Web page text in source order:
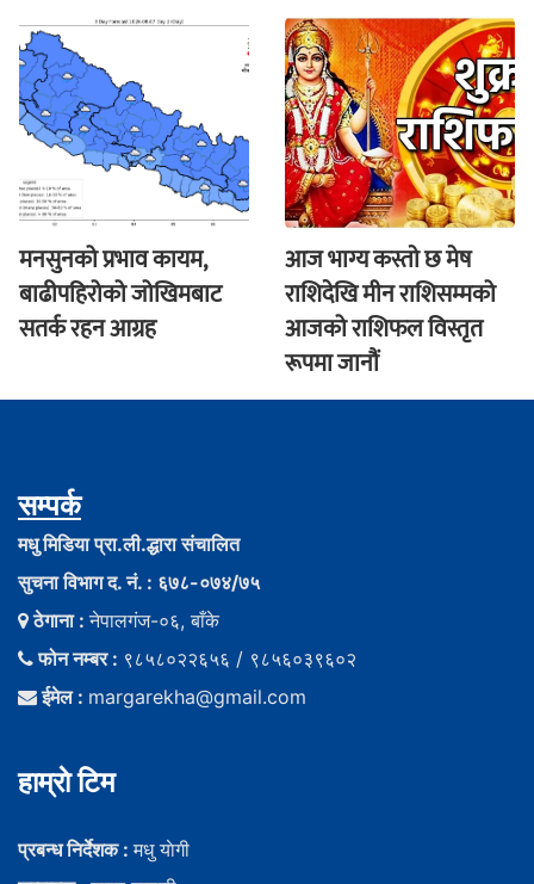
मनसुनको प्रभाव कायम,
बाढीपहिरोको जोखिमबाट
सतर्क रहन आग्रह
आज भाग्य कस्ताे छ मेष
राशिदेखि मीन राशिसम्मको
आजको राशिफल विस्तृत
रूपमा जानौं
सम्पर्क
मधु मिडिया प्रा.ली.द्धारा संचालित
सुचना विभाग द. नं. : ६७८-०७४/७५
ठेगाना :नेपालगंज-०६, बाँके
फोन नम्बर : ९८५८०२२६५६ / ९८५६०३९६०२
ईमेल : margarekha@gmail.com
हाम्राे टिम
प्रबन्ध निर्देशक :मधु याेगी